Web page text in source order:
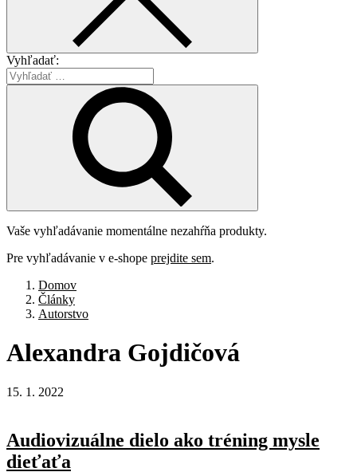
Vyhľadať:
Vaše vyhľadávanie momentálne nezahŕňa produkty.
Pre vyhľadávanie v e-shope prejdite sem.
Domov
Články
Autorstvo
Alexandra Gojdičová
15. 1. 2022
Audiovizuálne dielo ako tréning mysle
dieťaťa